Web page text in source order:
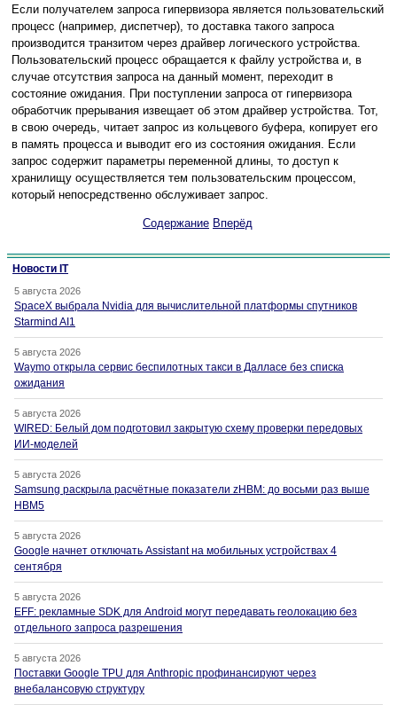
Если получателем запроса гипервизора является пользовательский
процесс (например, диспетчер), то доставка такого запроса
производится транзитом через драйвер логического устройства.
Пользовательский процесс обращается к файлу устройства и, в
случае отсутствия запроса на данный момент, переходит в
состояние ожидания. При поступлении запроса от гипервизора
обработчик прерывания извещает об этом драйвер устройства. Тот,
в свою очередь, читает запрос из кольцевого буфера, копирует его
в память процесса и выводит его из состояния ожидания. Если
запрос содержит параметры переменной длины, то доступ к
хранилищу осуществляется тем пользовательским процессом,
который непосредственно обслуживает запрос.
Содержание Вперёд
Новости IT
5 августа 2026
SpaceX выбрала Nvidia для вычислительной платформы спутников
Starmind AI1
5 августа 2026
Waymo открыла сервис беспилотных такси в Далласе без списка
ожидания
5 августа 2026
WIRED: Белый дом подготовил закрытую схему проверки передовых
ИИ-моделей
5 августа 2026
Samsung раскрыла расчётные показатели zHBM: до восьми раз выше
HBM5
5 августа 2026
Google начнет отключать Assistant на мобильных устройствах 4
сентября
5 августа 2026
EFF: рекламные SDK для Android могут передавать геолокацию без
отдельного запроса разрешения
5 августа 2026
Поставки Google TPU для Anthropic профинансируют через
внебалансовую структуру